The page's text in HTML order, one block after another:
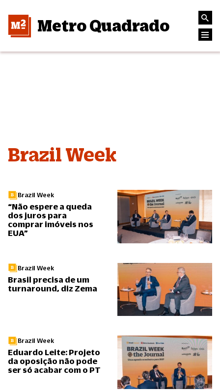
Metro Quadrado
Brazil Week
Brazil Week
“Não espere a queda
dos juros para
comprar imóveis nos
EUA”
Brazil Week
Brasil precisa de um
turnaround, diz Zema
Brazil Week
Eduardo Leite: Projeto
da oposição não pode
ser só acabar com o PT